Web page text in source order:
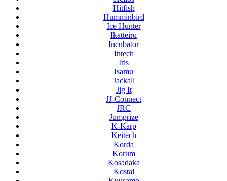
Hitfish
Humminbird
Ice Hunter
Ikatteiru
Incubator
Intech
Iris
Isamu
Jackall
Jig It
JJ-Connect
JRC
Jumprize
K-Karp
Keitech
Korda
Korum
Kosadaka
Kostal